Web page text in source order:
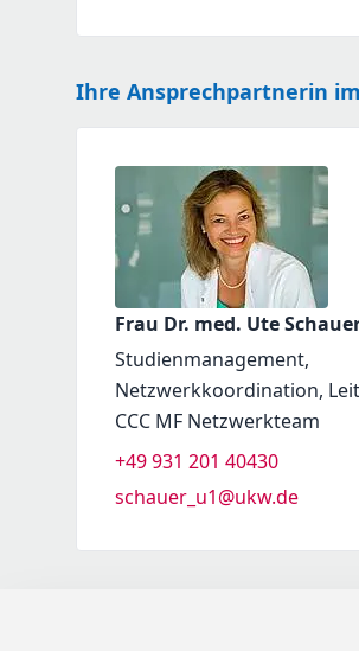
Ihre Ansprechpartnerin im
Frau Dr. med. Ute
Studienmanagement,
Netzwerkkoordination,
CCC MF Netzwerkteam
+49 931 201 40430
schauer_u1@ukw.de